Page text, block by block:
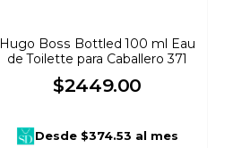
Hugo Boss Bottled 100 ml Eau
de Toilette para Caballero 371
$2449.00
Desde $374.53 al mes